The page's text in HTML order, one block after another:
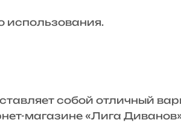
собой отличный
магазине «Лига